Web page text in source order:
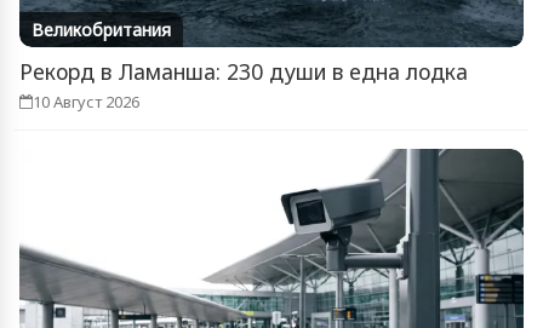
Великобритания
Рекорд в Ламанша: 230 души в една лодка
10 Август 2026